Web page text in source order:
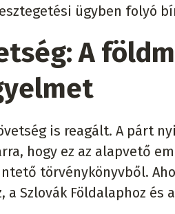
ügyben folyó
A
is reagált. A párt
hogy ez az alapvető
törvénykönyvből.
Szlovák Földalaphoz és